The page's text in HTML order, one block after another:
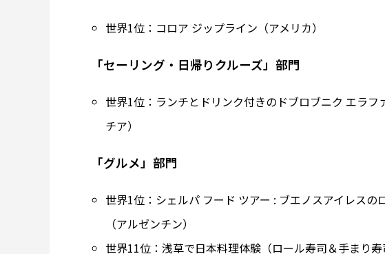
世界1位：コロア ジップライン（アメリカ）
「セーリング・日帰りクルーズ」部門
世界1位：ランチとドリンク付きのドブロブニク エラフ
チア）
「グルメ」部門
世界1位：シェルパ フード ツアー : ブエノスアイレスの
（アルゼンチン）
世界11位：浅草で日本料理体験（ロール寿司＆手まり寿